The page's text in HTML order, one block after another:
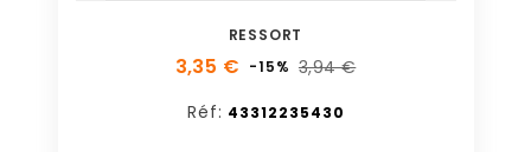
RESSORT
3,35 € -15% 3,94 €
Réf: 43312235430